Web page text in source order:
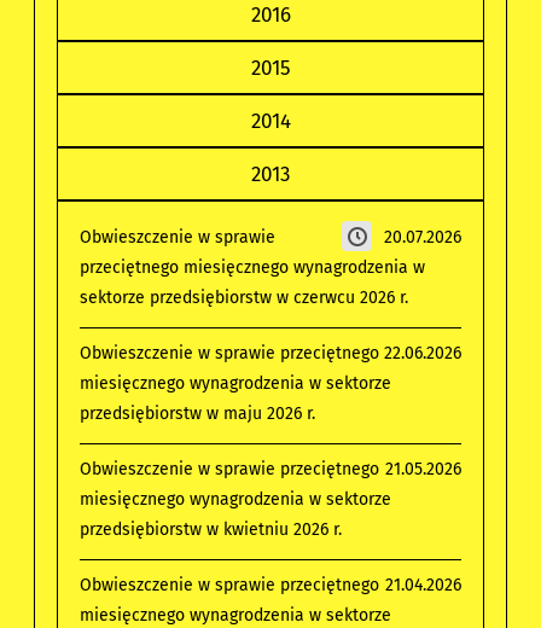
2016
2015
2014
2013
20.07.2026
Obwieszczenie w sprawie
przeciętnego miesięcznego wynagrodzenia w
sektorze przedsiębiorstw w czerwcu 2026 r.
22.06.2026
Obwieszczenie w sprawie przeciętnego
miesięcznego wynagrodzenia w sektorze
przedsiębiorstw w maju 2026 r.
21.05.2026
Obwieszczenie w sprawie przeciętnego
miesięcznego wynagrodzenia w sektorze
przedsiębiorstw w kwietniu 2026 r.
21.04.2026
Obwieszczenie w sprawie przeciętnego
miesięcznego wynagrodzenia w sektorze